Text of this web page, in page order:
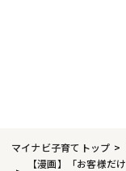
マイナビ子育てトップ
【漫画】「お客様だ